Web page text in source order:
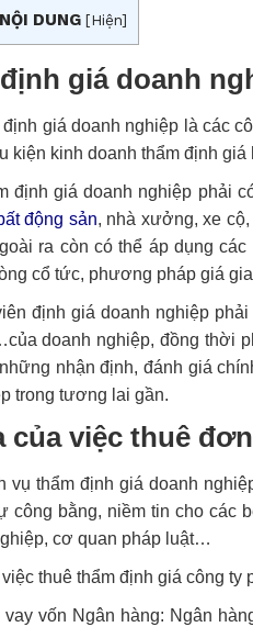
DUNG [Hiện]
giá doanh
giá doanh nghiệp là các
kiện kinh doanh thẩm định
định giá doanh nghiệp phải
động sản, nhà xưởng, xe
ra còn có thể áp dụng
cổ tức, phương pháp giá
định giá doanh nghiệp
doanh nghiệp, đồng thời
nhận định, đánh giá
trong tương lai gần.
của việc thuê
vụ thẩm định giá doanh
công bằng, niềm tin cho các
cơ quan pháp luật…
thuê thẩm định giá công ty
vay vốn Ngân hàng: Ngân